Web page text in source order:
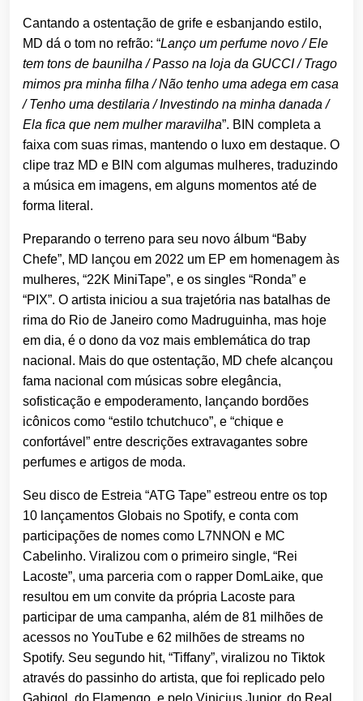
Cantando a ostentação de grife e esbanjando estilo,
MD dá o tom no refrão: “Lanço um perfume novo / Ele
tem tons de baunilha / Passo na loja da GUCCI / Trago
mimos pra minha filha / Não tenho uma adega em casa
/ Tenho uma destilaria / Investindo na minha danada /
Ela fica que nem mulher maravilha”. BIN completa a
faixa com suas rimas, mantendo o luxo em destaque. O
clipe traz MD e BIN com algumas mulheres, traduzindo
a música em imagens, em alguns momentos até de
forma literal.
Preparando o terreno para seu novo álbum “Baby
Chefe”, MD lançou em 2022 um EP em homenagem às
mulheres, “22K MiniTape”, e os singles “Ronda” e
“PIX”. O artista iniciou a sua trajetória nas batalhas de
rima do Rio de Janeiro como Madruguinha, mas hoje
em dia, é o dono da voz mais emblemática do trap
nacional. Mais do que ostentação, MD chefe alcançou
fama nacional com músicas sobre elegância,
sofisticação e empoderamento, lançando bordões
icônicos como “estilo tchutchuco”, e “chique e
confortável” entre descrições extravagantes sobre
perfumes e artigos de moda.
Seu disco de Estreia “ATG Tape” estreou entre os top
10 lançamentos Globais no Spotify, e conta com
participações de nomes como L7NNON e MC
Cabelinho. Viralizou com o primeiro single, “Rei
Lacoste”, uma parceria com o rapper DomLaike, que
resultou em um convite da própria Lacoste para
participar de uma campanha, além de 81 milhões de
acessos no YouTube e 62 milhões de streams no
Spotify. Seu segundo hit, “Tiffany”, viralizou no Tiktok
através do passinho do artista, que foi replicado pelo
Gabigol, do Flamengo, e pelo Vinicius Junior, do Real